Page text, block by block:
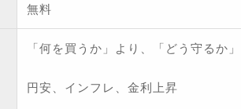
無料
「何を買うか」より、「どう守るか」
円安、インフレ、金利上昇